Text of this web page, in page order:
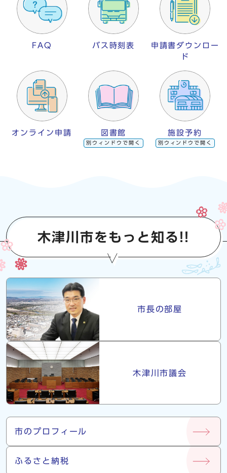
FAQ バス時刻表
申請書ダウンロー
ド
オンライン申請 図書館
別ウィンドウで開く
施設予約
別ウィンドウで開く
木津川市をもっと知る!!
市長・議会
市長の部屋
木津川市議会
市について
市のプロフィール
ふるさと納税